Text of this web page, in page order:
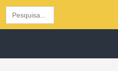
Search
for: